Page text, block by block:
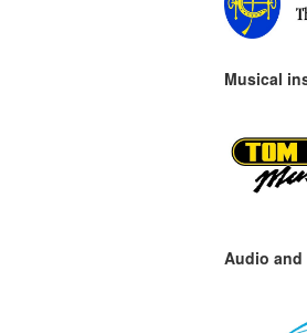
Musical
Audio